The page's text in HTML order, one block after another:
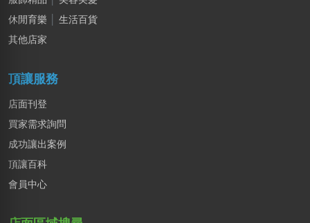
陳X姐
桃園市｜預算 10萬元以下
嘉義市｜預算 30萬~50萬元
休閒育樂
生活百貨
其他店家
頂讓服務
店面刊登
買家需求詢問
成功讓出案例
頂讓百科
會員中心